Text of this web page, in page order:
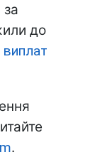
до
виплат
.